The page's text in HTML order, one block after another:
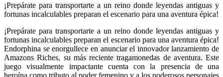
¡Prepárate para transportarte a un reino donde leyendas antiguas y
fortunas incalculables preparan el escenario para una aventura épica!
¡Prepárate para transportarte a un reino donde leyendas antiguas y
fortunas incalculables preparan el escenario para una aventura épica!
Endorphina se enorgullece en anunciar el innovador lanzamiento de
Amazons Riches, su más reciente tragamonedas de aventura. Este
juego visualmente impactante cuenta con la presencia de una
heroína como tributo al poder femenino y a los poderosos personajes